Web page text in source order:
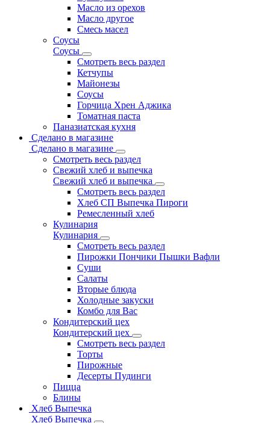
Масло из орехов
Масло другое
Смесь масел
Соусы
Соусы
Смотреть весь раздел
Кетчупы
Майонезы
Соусы
Горчица Хрен Аджика
Томатная паста
Паназиатская кухня
Сделано в магазине
Сделано в магазине
Смотреть весь раздел
Свежий хлеб и выпечка
Свежий хлеб и выпечка
Смотреть весь раздел
Хлеб СП Выпечка Пироги
Ремесленный хлеб
Кулинария
Кулинария
Смотреть весь раздел
Пирожки Пончики Пышки Вафли
Суши
Салаты
Вторые блюда
Холодные закуски
Комбо для Вас
Кондитерский цех
Кондитерский цех
Смотреть весь раздел
Торты
Пирожные
Десерты Пудинги
Пицца
Блины
Хлеб Выпечка
Хлеб Выпечка